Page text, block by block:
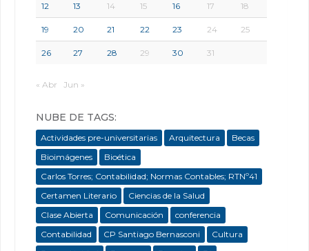
12 13 14 15 16 17 18
19 20 21 22 23 24 25
26 27 28 29 30 31
« Abr Jun »
NUBE DE TAGS:
Actividades pre-universitarias Arquitectura
Becas
Bioimágenes
Bioética
Carlos Torres; Contabilidad; Normas Contables; RTNº41
Certamen Literario
Ciencias de la Salud
Clase Abierta
Comunicación
conferencia
Contabilidad
CP Santiago Bernasconi
Cultura